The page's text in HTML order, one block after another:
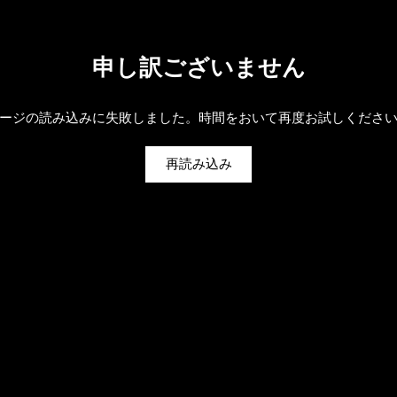
申し訳ございません
ジの読み込みに失敗しました。時間をおいて再度お試しくださ
再読み込み